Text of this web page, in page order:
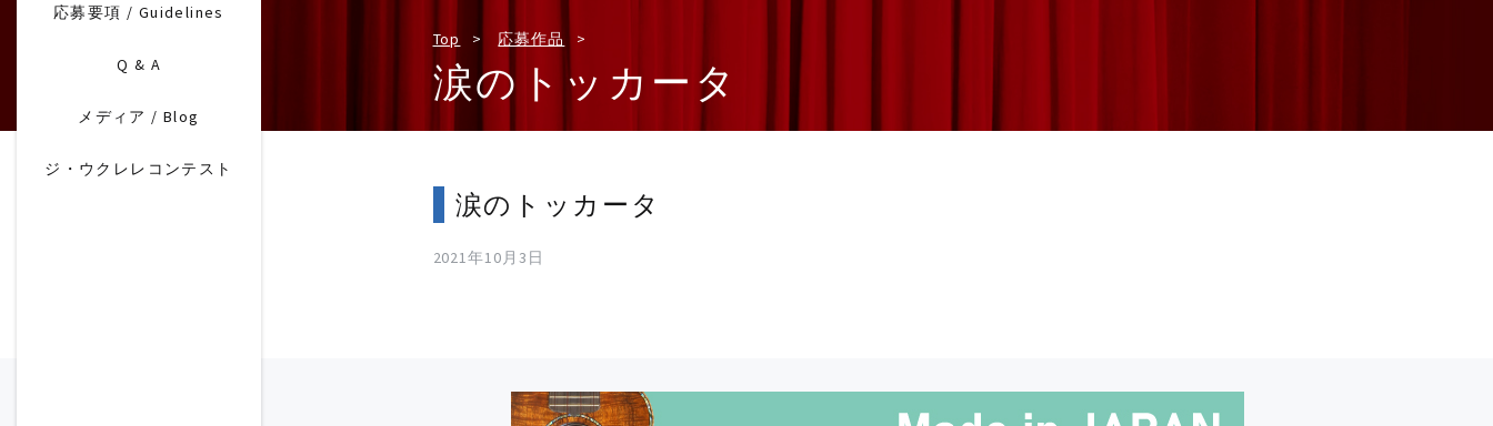
応募要項 / Guidelines
Q & A
メディア / Blog
ジ・ウクレレコンテスト
Top 応募作品
涙のトッカータ
涙のトッカータ
2021年10月3日